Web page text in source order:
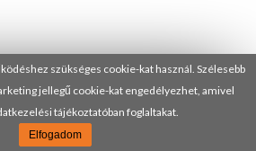
szükséges cookie-kat használ. Szélesebb
jellegű cookie-kat engedélyezhet, amivel
tájékoztatóban foglaltakat.
Elfogadom